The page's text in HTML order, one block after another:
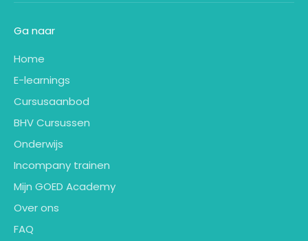
Ga naar
Home
E-learnings
Cursusaanbod
BHV Cursussen
Onderwijs
Incompany trainen
Mijn GOED Academy
Over ons
FAQ